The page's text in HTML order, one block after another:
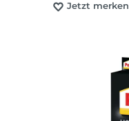
Jetzt merken